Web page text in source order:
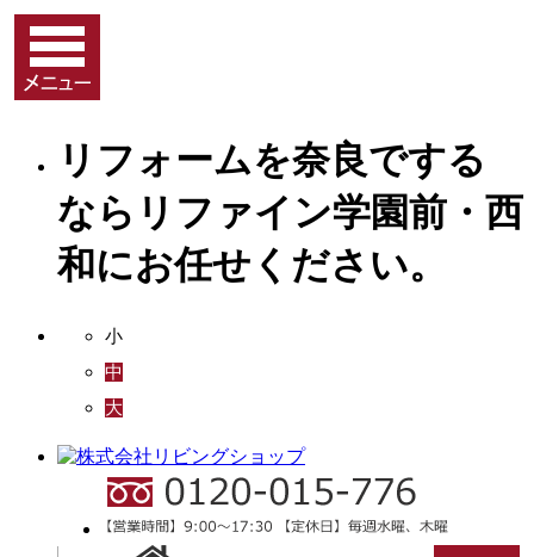
リフォームを奈良でする
ならリファイン学園前・西
和にお任せください。
小
中
大